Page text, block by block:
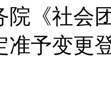
院《社会
准予变更